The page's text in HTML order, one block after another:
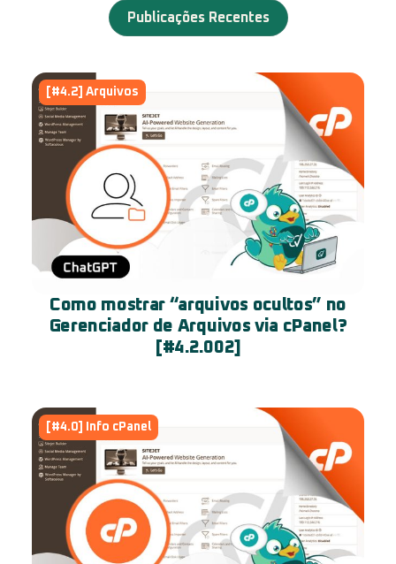
Publicações Recentes
[#4.2] Arquivos
Como mostrar “arquivos ocultos” no
Gerenciador de Arquivos via cPanel?
[#4.2.002]
[#4.0] Info cPanel